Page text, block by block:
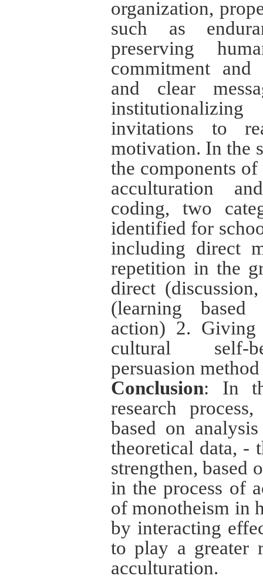
organization,
such as
preserving
commitment
and clear
invitations to
motivation. In the
the components
acculturation
coding, two
identified for
including direct
repetition in the
direct
(learning
action) 2.
cultural self-
persuasion
Conclusion: In
research
based on
theoretical data, -
strengthen, based
in the process of
of monotheism in
by interacting
to play a greater
acculturation.